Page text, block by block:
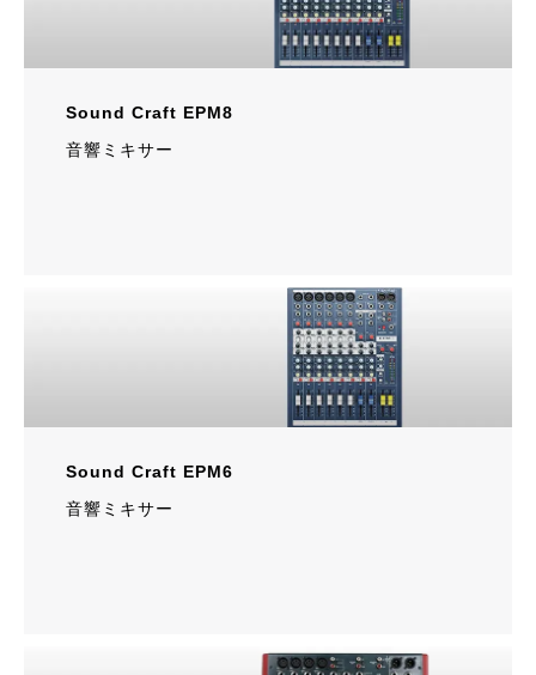
Sound Craft EPM8
音響ミキサー
Sound Craft EPM6
音響ミキサー